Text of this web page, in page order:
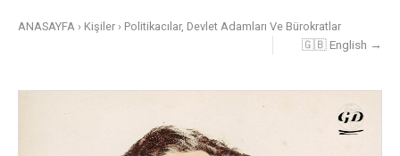
ANASAYFA › Kişiler › Politikacılar, Devlet Adamları Ve Bürokratlar
🇬🇧 English →